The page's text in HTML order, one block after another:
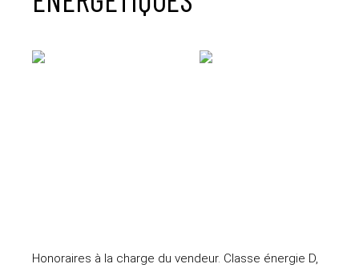
Honoraires à la charge du vendeur. Classe énergie D,